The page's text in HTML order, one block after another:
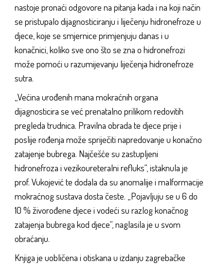
nastoje pronaći odgovore na pitanja kada i na koji način
se pristupalo dijagnosticiranju i liječenju hidronefroze u
djece, koje se smjernice primjenjuju danas i u
konačnici, koliko sve ono što se zna o hidronefrozi
može pomoći u razumijevanju liječenja hidronefroze
sutra.
„Većina urođenih mana mokraćnih organa
dijagnosticira se već prenatalno prilikom redovitih
pregleda trudnica. Pravilna obrada te djece prije i
poslije rođenja može spriječiti napredovanje u konačno
zatajenje bubrega. Najčešće su zastupljeni
hidronefroza i vezikoureteralni refluks“, istaknula je
prof. Vukojević te dodala da su anomalije i malformacije
mokraćnog sustava dosta česte. „Pojavljuju se u 6 do
10 % živorođene djece i vodeći su razlog konačnog
zatajenja bubrega kod djece“, naglasila je u svom
obraćanju.
Knjiga je uobličena i otiskana u izdanju zagrebačke